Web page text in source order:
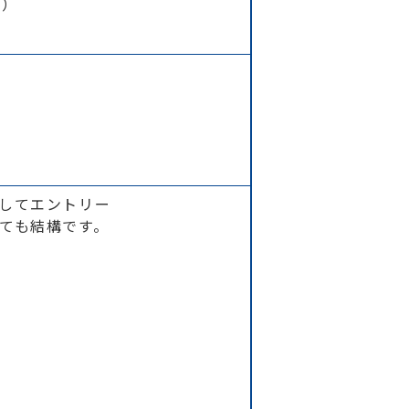
てエントリー
結構です。​